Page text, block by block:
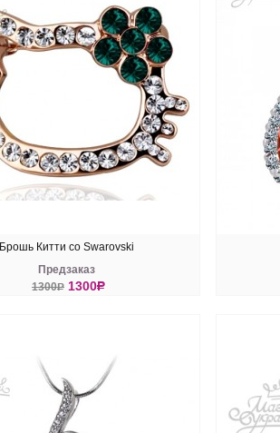
Брошь Китти со Swarovski
Предзаказ
1300R 1300R